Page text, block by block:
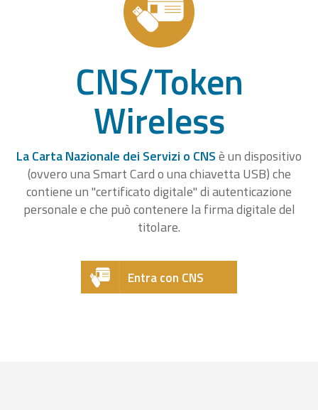
CNS/Token
Wireless
La Carta Nazionale dei Servizi o CNSè un dispositivo
(ovvero una Smart Card o una chiavetta USB) che
contiene un "certificato digitale" di autenticazione
personale e che può contenere la firma digitale del
titolare.
Entra con CNS